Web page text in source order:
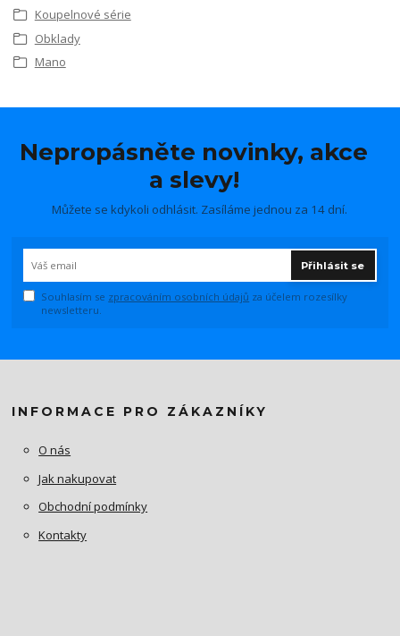
Koupelnové série
Obklady
Mano
Nepropásněte novinky, akce
a slevy!
Můžete se kdykoli odhlásit. Zasíláme jednou za 14 dní.
Přihlásit se
Souhlasím se zpracováním osobních údajů za účelem rozesílky
newsletteru.
INFORMACE PRO ZÁKAZNÍKY
O nás
Jak nakupovat
Obchodní podmínky
Kontakty